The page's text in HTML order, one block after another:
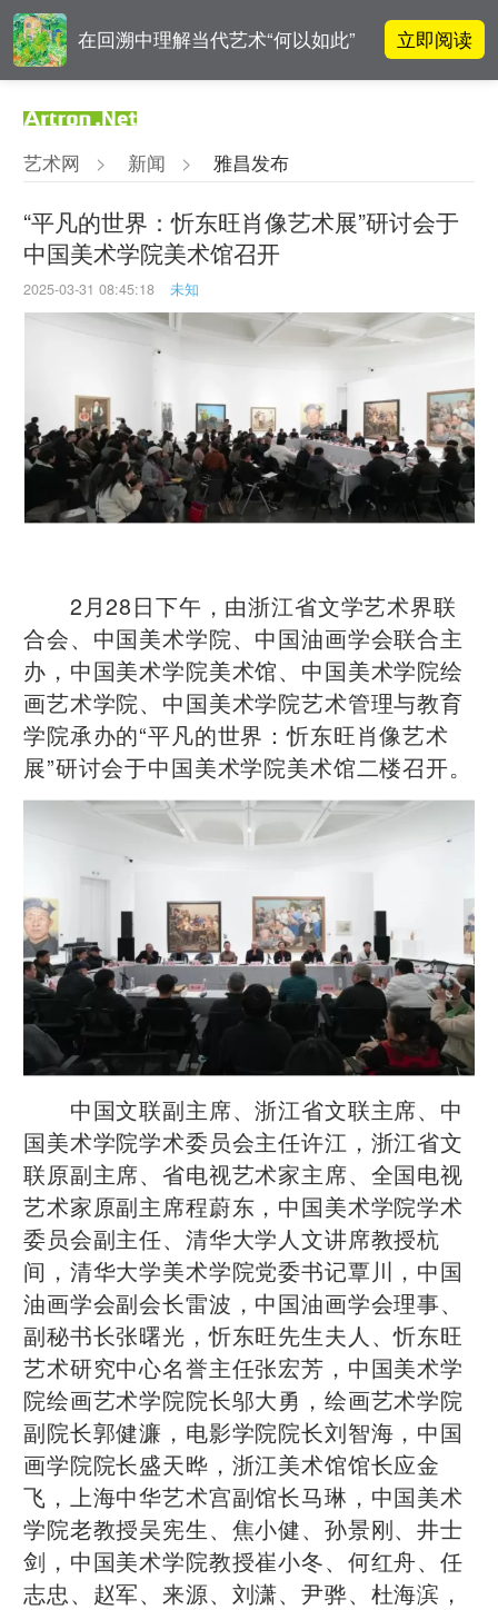
在回溯中理解当代艺术“何以如此” 立即阅读
为策展式艺术商业综合体？
李铁夫冯钢百领衔 作为群体的早期
粤籍留美艺术家
张瀚文：以物质媒介具象化精神世
界
艺术网 > 新闻 > 雅昌发布
“平凡的世界：忻东旺肖像艺术展”研讨会于
中国美术学院美术馆召开
2025-03-31 08:45:18 未知
2月28日下午，由浙江省文学艺术界联
合会、中国美术学院、中国油画学会联合主
办，中国美术学院美术馆、中国美术学院绘
画艺术学院、中国美术学院艺术管理与教育
学院承办的“平凡的世界：忻东旺肖像艺术
展”研讨会于中国美术学院美术馆二楼召开。
中国文联副主席、浙江省文联主席、中
国美术学院学术委员会主任许江，浙江省文
联原副主席、省电视艺术家主席、全国电视
艺术家原副主席程蔚东，中国美术学院学术
委员会副主任、清华大学人文讲席教授杭
间，清华大学美术学院党委书记覃川，中国
油画学会副会长雷波，中国油画学会理事、
副秘书长张曙光，忻东旺先生夫人、忻东旺
艺术研究中心名誉主任张宏芳，中国美术学
院绘画艺术学院院长邬大勇，绘画艺术学院
副院长郭健濂，电影学院院长刘智海，中国
画学院院长盛天晔，浙江美术馆馆长应金
飞，上海中华艺术宫副馆长马琳，中国美术
学院老教授吴宪生、焦小健、孙景刚、井士
剑，中国美术学院教授崔小冬、何红舟、任
志忠、赵军、来源、刘潇、尹骅、杜海滨，